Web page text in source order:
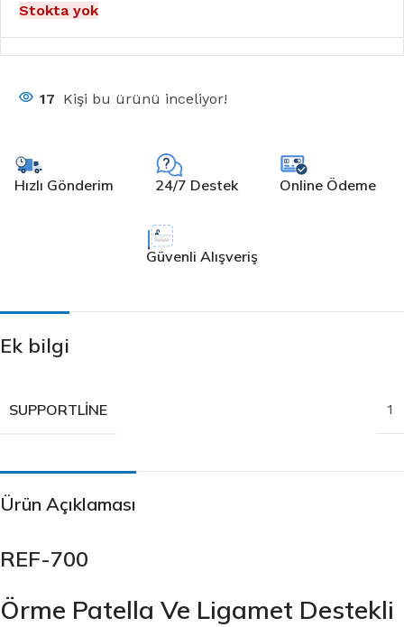
Stokta yok
17 Kişi bu ürünü inceliyor!
Hızlı Gönderim 24/7 Destek Online Ödeme
Güvenli Alışveriş
Ek bilgi
SUPPORTLINE 1
Ürün Açıklaması
REF-700
Örme Patella Ve Ligamet Destekli